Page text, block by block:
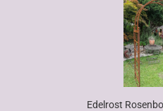
Edelrost